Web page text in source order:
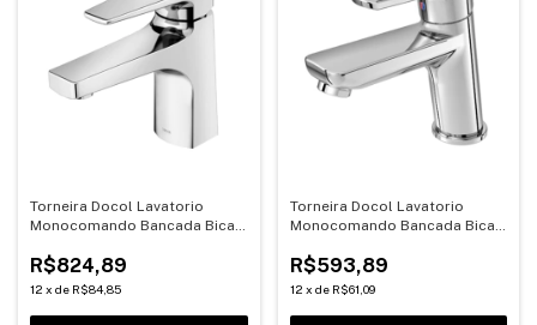
Torneira Docol Lavatorio
Monocomando Bancada Bica
R$824,89
12 x de R$84,85
Torneira Docol Lavatorio
Monocomando Bancada Bica
R$593,89
12 x de R$61,09